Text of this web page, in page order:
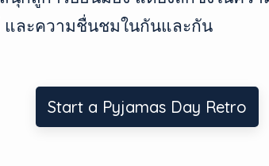
และความชื่นชมในกันและกัน
Start a Pyjamas Day Retro